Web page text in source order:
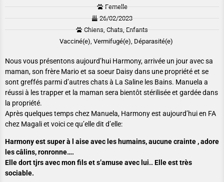
Femelle
26/02/2023
Chiens, Chats, Enfants
Vacciné(e), Vermifugé(e), Déparasité(e)
Nous vous présentons aujourd’hui Harmony, arrivée un jour avec sa
maman, son frère Mario et sa soeur Daisy dans une propriété et se
sont greffés parmi d’autres chats à La Saline les Bains. Manuela a
réussi à les trapper et la maman sera bientôt stérilisée et gardée dans
la propriété.
Après quelques temps chez Manuela, Harmony est aujourd’hui en FA
chez Magali et voici ce qu’elle dit d’elle:
Harmony est super à l aise avec les humains, aucune crainte , adore
les câlins, ronronne….
Elle dort tjrs avec mon fils et s’amuse avec lui.. Elle est très
sociable.